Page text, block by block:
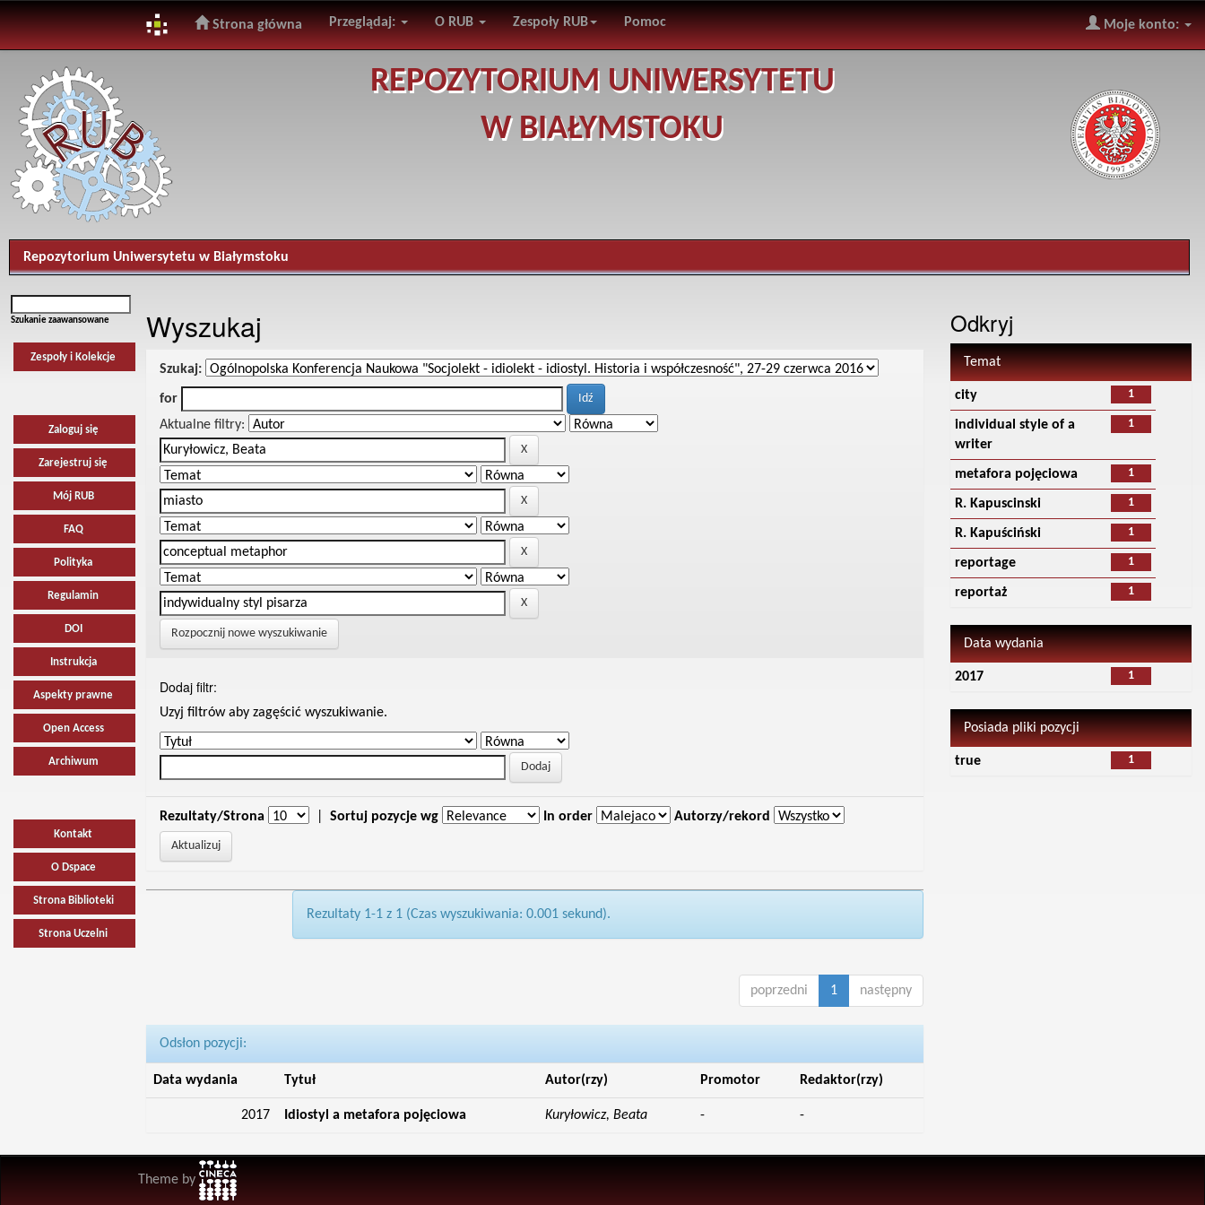
navigation
Strona główna Przeglądaj: O RUB Zespoły RUB Pomoc Moje konto:
REPOZYTORIUM UNIWERSYTETU
W BIAŁYMSTOKU
Repozytorium Uniwersytetu w Białymstoku
Szukanie zaawansowane
Zespoły i Kolekcje
Zaloguj się
Zarejestruj się
Mój RUB
FAQ
Polityka
Regulamin
DOI
Instrukcja
Aspekty prawne
Open Access
Archiwum
Kontakt
O Dspace
Strona Biblioteki
Strona Uczelni
Wyszukaj
Szukaj:
for
Aktualne filtry:
Rozpocznij nowe wyszukiwanie
Dodaj filtr:
Uzyj filtrów aby zagęścić wyszukiwanie.
Rezultaty/Strona Sortuj pozycje wg In order Autorzy/rekord
Rezultaty 1-1 z 1 (Czas wyszukiwania: 0.001 sekund).
poprzedni 1 następny
Odsłon pozycji:
Data wydania Tytuł Autor(rzy) Promotor Redaktor(rzy)
2017 Idiostyl a metafora pojęciowa Kuryłowicz, Beata - -
Odkryj
Temat
1
city
1
individual style of a
writer
1
metafora pojęciowa
1
R. Kapuscinski
1
R. Kapuściński
1
reportage
1
reportaż
Data wydania
1
2017
Posiada pliki pozycji
1
true
Theme by